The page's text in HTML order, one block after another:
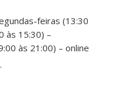
feiras (13:30
às 15:30) –
às 21:00) – online